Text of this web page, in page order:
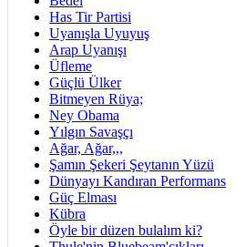
Has Tir Partisi
Uyanışla Uyuyuş
Arap Uyanışı
Üfleme
Güçlü Ülker
Bitmeyen Rüya;
Ney Obama
Yılgın Savaşçı
Ağar, Ağar,,,
Şamın Şekeri Şeytanın Yüzü
Dünyayı Kandıran Performans
Güç Elması
Kübra
Öyle bir düzen bulalım ki?